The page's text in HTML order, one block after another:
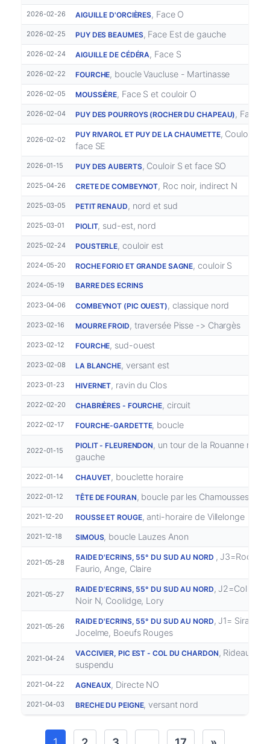
2026-02-26 AIGUILLE D'ORCIÈRES, Face O
2026-02-25 PUY DES BEAUMES, Face Est de gauche
2026-02-24 AIGUILLE DE CÉDÉRA , Face S
2026-02-22 FOURCHE, boucle Vaucluse - Martinasse
2026-02-05 MOUSSIÈRE, Face S et couloir O
2026-02-04 PUY DES POURROYS (ROCHER DU CHAPEAU) , Face
2026-02-02
PUY RIVAROL ET PUY DE LA CHAUMETTE, Couloir S
face SE
2026-01-15 PUY DES AUBERTS, Couloir S et face SO
2025-04-26 CRETE DE COMBEYNOT, Roc noir, indirect N
2025-03-05 PETIT RENAUD , nord et sud
2025-03-01 PIOLIT, sud-est, nord
2025-02-24 POUSTERLE, couloir est
2024-05-20 ROCHE FORIO ET GRANDE SAGNE, couloir S
2024-05-19 BARRE DES ECRINS
2023-04-06 COMBEYNOT (PIC OUEST) , classique nord
2023-02-16 MOURRE FROID , traversée Pisse -> Chargès
2023-02-12 FOURCHE, sud-ouest
2023-02-08 LA BLANCHE, versant est
2023-01-23 HIVERNET, ravin du Clos
2022-02-20 CHABRIÈRES - FOURCHE, circuit
2022-02-17 FOURCHE-GARDETTE, boucle
2022-01-15
PIOLIT - FLEURENDON , un tour de la Rouanne rive
gauche
2022-01-14 CHAUVET, bouclette horaire
2022-01-12 TÊTE DE FOURAN , boucle par les Chamousses
2021-12-20 ROUSSE ET ROUGE, anti-horaire de Villelonge
2021-12-18 SIMOUS, boucle Lauzes Anon
2021-05-28
RAIDE D'ECRINS, 55° DU SUD AU NORD , J3=Roche
Faurio, Ange, Claire
2021-05-27
RAIDE D'ECRINS, 55° DU SUD AU NORD , J2=Col
Noir N, Coolidge, Lory
2021-05-26
RAIDE D'ECRINS, 55° DU SUD AU NORD , J1= Sirac,
Jocelme, Boeufs Rouges
2021-04-24
VACCIVIER, PIC EST - COL DU CHARDON , Rideau
suspendu
2021-04-22 AGNEAUX, Directe NO
2021-04-03 BRECHE DU PEIGNE, versant nord